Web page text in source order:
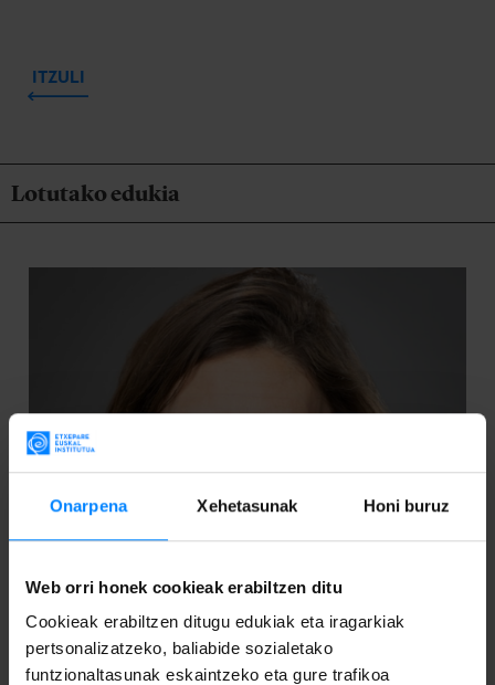
Onarpena Xehetasunak Honi buruz
Web orri honek cookieak erabiltzen ditu
Cookieak erabiltzen ditugu edukiak eta iragarkiak
pertsonalizatzeko, baliabide sozialetako
funtzionaltasunak eskaintzeko eta gure trafikoa
ITZULI
Lotutako edukia